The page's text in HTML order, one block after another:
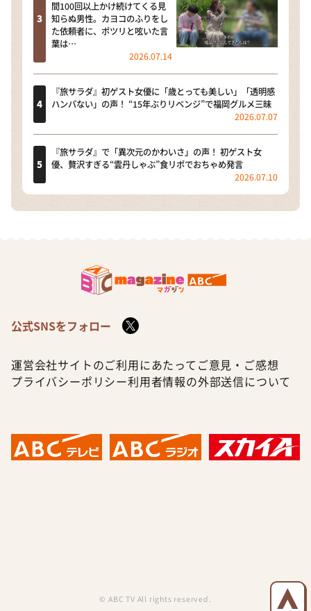
間100回以上かけ続けてくる見
知らぬ男性。カヨコのふりをし
た依頼者に、ポツリと呟いた言
葉は…
2026.07.14
『旅サラダ』初ゲスト女優に「歳とっても美しい」「透明感
ハンパない」の声！ “15年ぶりリベンジ”で福岡グルメ三昧
2026.07.07
『旅サラダ』で「異次元のかわいさ」の声！ 初ゲスト女
優、贅沢すぎる“雲丹しゃぶ”食リポでおちゃめ発言
2026.07.10
公式SNSをフォロー
運営会社サイトのご利用にあたって ご意見・ご感想
プライバシーポリシー利用者情報の外部送信について
© ABC TV All rights reserved.